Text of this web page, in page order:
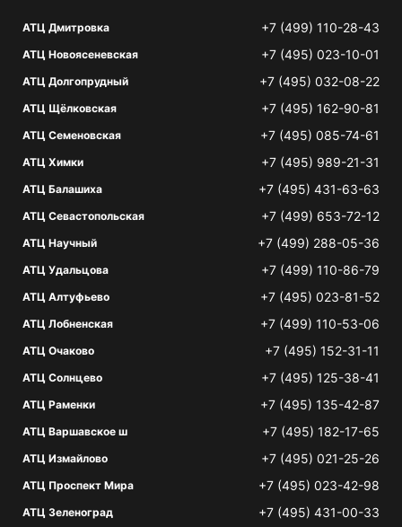
АТЦ Дмитровка +7 (499) 110-28-43
АТЦ Новоясеневская +7 (495) 023-10-01
АТЦ Долгопрудный +7 (495) 032-08-22
АТЦ Щёлковская +7 (495) 162-90-81
АТЦ Семеновская +7 (495) 085-74-61
АТЦ Химки +7 (495) 989-21-31
АТЦ Балашиха +7 (495) 431-63-63
АТЦ Севастопольская +7 (499) 653-72-12
АТЦ Научный +7 (499) 288-05-36
АТЦ Удальцова +7 (499) 110-86-79
АТЦ Алтуфьево +7 (495) 023-81-52
АТЦ Лобненская +7 (499) 110-53-06
АТЦ Очаково +7 (495) 152-31-11
АТЦ Солнцево +7 (495) 125-38-41
АТЦ Раменки +7 (495) 135-42-87
АТЦ Варшавское ш +7 (495) 182-17-65
АТЦ Измайлово +7 (495) 021-25-26
АТЦ Проспект Мира +7 (495) 023-42-98
АТЦ Зеленоград +7 (495) 431-00-33